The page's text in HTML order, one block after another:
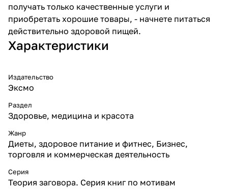
получать только качественные услуги и
приобретать хорошие товары, - начнете питаться
действительно здоровой пищей.
Характеристики
Издательство
Эксмо
Раздел
Здоровье, медицина и красота
Жанр
Диеты, здоровое питание и фитнес, Бизнес,
торговля и коммерческая деятельность
Серия
Теория заговора. Серия книг по мотивам